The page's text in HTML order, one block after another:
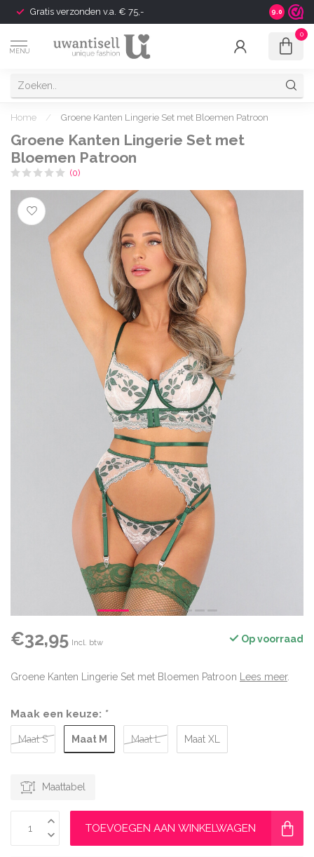
Gratis verzonden v.a. € 75,- Shipping
9.0
MENU
0
Home / Groene Kanten Lingerie Set met Bloemen Patroon
Groene Kanten Lingerie Set met
Bloemen Patroon
(0)
€32,95 Incl. btw Op voorraad
Groene Kanten Lingerie Set met Bloemen Patroon Lees meer.
Maak een keuze: *
Maat S Maat M Maat L Maat XL
Maattabel
TOEVOEGEN AAN WINKELWAGEN